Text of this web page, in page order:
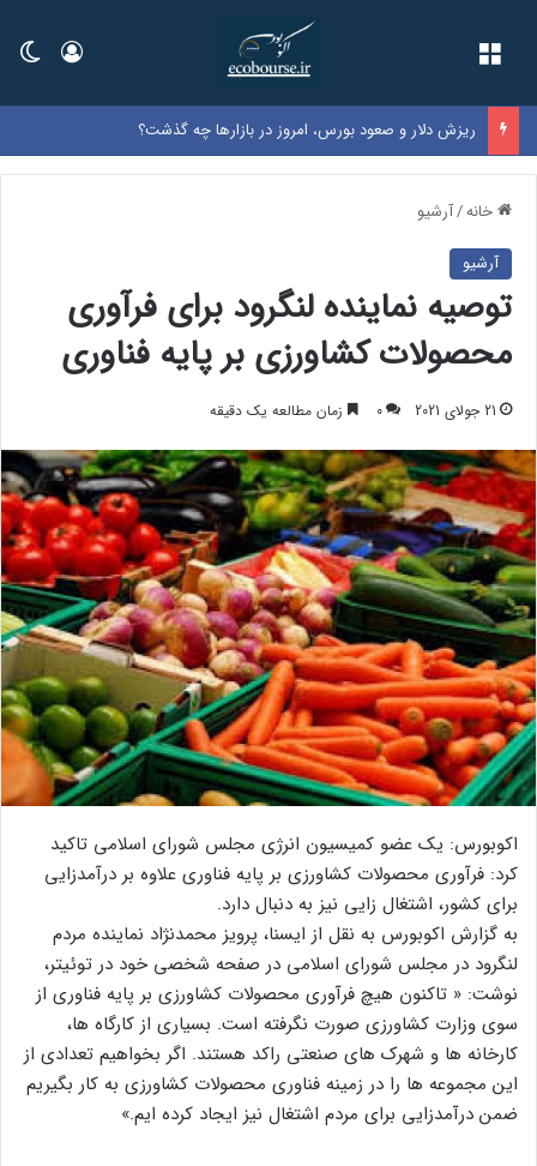
ورود
ریزش دلار و صعود بورس، امروز در بازارها چه گذشت؟
خانه/آرشیو
آرشیو
توصیه نماینده لنگرود برای فرآوری
محصولات کشاورزی بر پایه فناوری
21 جولای 2021 0 زمان مطالعه یک دقیقه
اکوبورس: یک عضو کمیسیون انرژی مجلس شورای اسلامی تاکید
کرد: فرآوری محصولات کشاورزی بر پایه فناوری علاوه بر درآمدزایی
برای کشور، اشتغال زایی نیز به دنبال دارد.
به گزارش اکوبورس به نقل از ایسنا، پرویز محمدنژاد نماینده مردم
لنگرود در مجلس شورای اسلامی در صفحه شخصی خود در توئیتر،
نوشت: « تاکنون هیچ فرآوری محصولات ‎کشاورزی بر پایه ‎فناوری از
سوی وزارت کشاورزی صورت نگرفته است. بسیاری از کارگاه ها،
‎کارخانه ها و ‎شهرک های ‎صنعتی راکد هستند. اگر بخواهیم تعدادی از
این مجموعه ها را در زمینه فناوری محصولات کشاورزی به کار بگیریم
ضمن درآمدزایی برای مردم ‎اشتغال نیز ایجاد کرده ایم.»